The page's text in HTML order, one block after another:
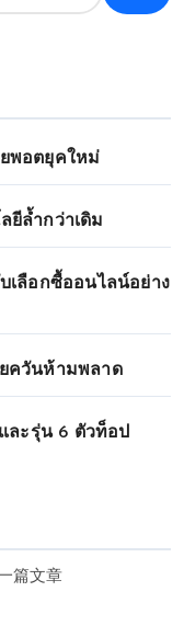
พอตยุคใหม่
ยีล้ำกว่าเดิม
เลือกซื้ออนไลน์อย่าง
ควันห้ามพลาด
ละรุ่น 6 ตัวท็อป
篇文章